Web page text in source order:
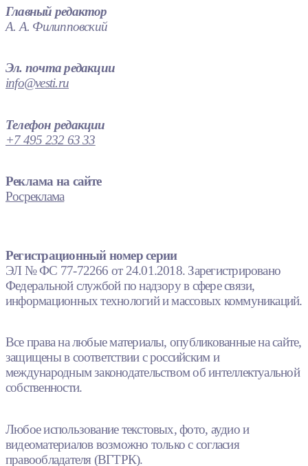
Главный редактор
А. А. Филипповский
Эл. почта редакции
info@vesti.ru
Телефон редакции
+7 495 232 63 33
Реклама на сайте
Росреклама
Регистрационный номер серии
ЭЛ № ФС 77-72266 от 24.01.2018. Зарегистрировано
Федеральной службой по надзору в сфере связи,
информационных технологий и массовых коммуникаций.
Все права на любые материалы, опубликованные на сайте,
защищены в соответствии с российским и
международным законодательством об интеллектуальной
собственности.
Любое использование текстовых, фото, аудио и
видеоматериалов возможно только с согласия
правообладателя (ВГТРК).